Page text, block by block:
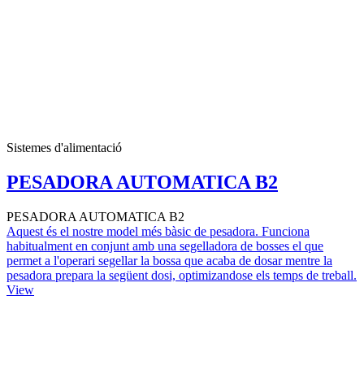
Sistemes d'alimentació
PESADORA AUTOMATICA B2
PESADORA AUTOMATICA B2
Aquest és el nostre model més bàsic de pesadora. Funciona
habitualment en conjunt amb una segelladora de bosses el que
permet a l'operari segellar la bossa que acaba de dosar mentre la
pesadora prepara la següent dosi, optimizandose els temps de treball.
View